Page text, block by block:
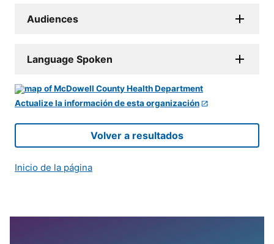
Audiences
Language Spoken
Actualize la información de esta organización
Volver a resultados
Inicio de la página